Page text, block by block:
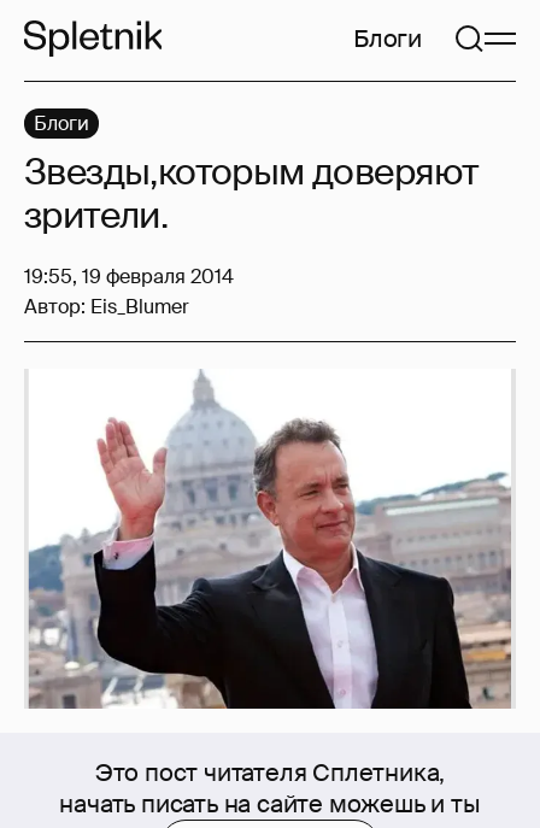
Блоги
Это пост читателя Сплетника,
начать писать на сайте можешь и ты
Блоги
Звезды,которым доверяют
зрители.
19:55, 19 февраля 2014
Автор: Eis_Blumer